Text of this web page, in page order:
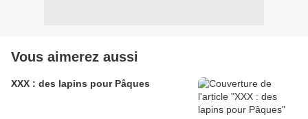
Vous aimerez aussi
XXX : des lapins pour Pâques